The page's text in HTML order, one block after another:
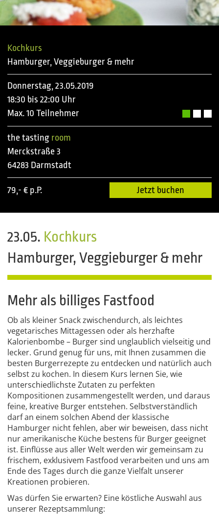
Kochkurs
Hamburger, Veggieburger & mehr
Donnerstag, 23.05.2019
18:30 bis 22:00 Uhr
Max. 10 Teilnehmer
the tasting room
Merckstraße 3
64283 Darmstadt
79,- € p.P. Jetzt buchen
23.05. Kochkurs
Hamburger, Veggieburger & mehr
Mehr als billiges Fastfood
Ob als kleiner Snack zwischendurch, als leichtes
vegetarisches Mittagessen oder als herzhafte
Kalorienbombe – Burger sind unglaublich vielseitig und
lecker. Grund genug für uns, mit Ihnen zusammen die
besten Burgerrezepte zu entdecken und natürlich auch
selbst zu kochen. In diesem Kurs lernen Sie, wie
unterschiedlichste Zutaten zu perfekten
Kompositionen zusammengestellt werden, und daraus
feine, kreative Burger entstehen. Selbstverständlich
darf an einem solchen Abend der klassische
Hamburger nicht fehlen, aber wir beweisen, dass nicht
nur amerikanische Küche bestens für Burger geeignet
ist. Einflüsse aus aller Welt werden wir gemeinsam zu
frischem, exklusivem Fastfood verarbeiten und uns am
Ende des Tages durch die ganze Vielfalt unserer
Kreationen probieren.
Was dürfen Sie erwarten? Eine köstliche Auswahl aus
unserer Rezeptsammlung: